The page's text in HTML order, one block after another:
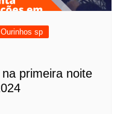
Ourinhos sp
primeira noite